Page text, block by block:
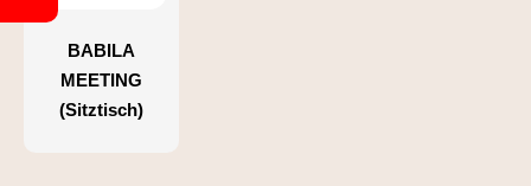
BABILA
MEETING
(Sitztisch)